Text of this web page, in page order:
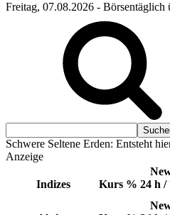
Freitag, 07.08.2026 - Börsentäglich
Schwere Seltene Erden: Entsteht
Anzeige
Indizes Kurs % 24 h /